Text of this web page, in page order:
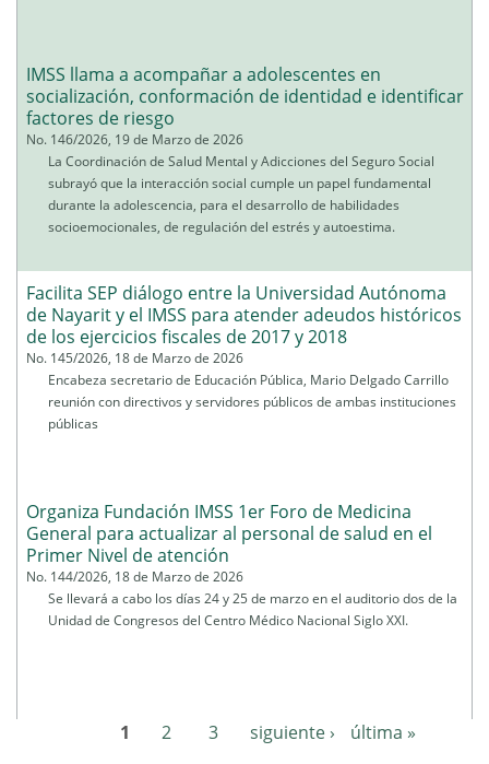
IMSS llama a acompañar a adolescentes en
socialización, conformación de identidad e identificar
factores de riesgo
No. 146/2026, 19 de Marzo de 2026
La Coordinación de Salud Mental y Adicciones del Seguro Social
subrayó que la interacción social cumple un papel fundamental
durante la adolescencia, para el desarrollo de habilidades
socioemocionales, de regulación del estrés y autoestima.
Facilita SEP diálogo entre la Universidad Autónoma
de Nayarit y el IMSS para atender adeudos históricos
de los ejercicios fiscales de 2017 y 2018
No. 145/2026, 18 de Marzo de 2026
Encabeza secretario de Educación Pública, Mario Delgado Carrillo
reunión con directivos y servidores públicos de ambas instituciones
públicas
Organiza Fundación IMSS 1er Foro de Medicina
General para actualizar al personal de salud en el
Primer Nivel de atención
No. 144/2026, 18 de Marzo de 2026
Se llevará a cabo los días 24 y 25 de marzo en el auditorio dos de la
Unidad de Congresos del Centro Médico Nacional Siglo XXI.
1 2 3 siguiente › última »